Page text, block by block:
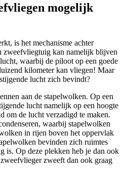
mogelijk
is het mechanisme achter
kan namelijk blijven
waarbij de piloot op een goede
kilometer kan vliegen! Maar
lucht zich bevindt?
aan de stapelwolken. Op een
lucht namelijk op een hoogte
om de lucht verzadigd te maken.
waarbij stapelwolken
in rijen boven het oppervlak
bevinden zich ruimtes
is. Op deze plekken heb je dan ook
zweeft dan ook graag